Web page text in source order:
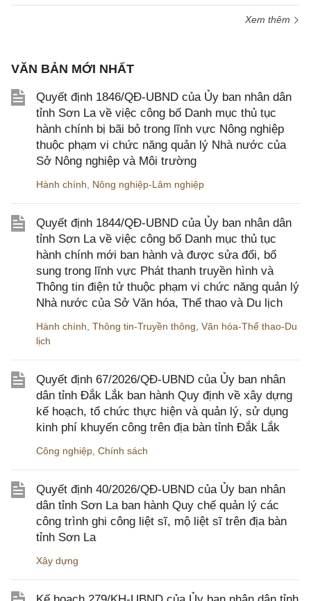
Xem thêm
VĂN BẢN MỚI NHẤT
Quyết định 1846/QĐ-UBND của Ủy ban nhân dân
tỉnh Sơn La về việc công bố Danh mục thủ tục
hành chính bị bãi bỏ trong lĩnh vực Nông nghiệp
thuộc phạm vi chức năng quản lý Nhà nước của
Sở Nông nghiệp và Môi trường
Hành chính Nông nghiệp-Lâm nghiệp
Quyết định 1844/QĐ-UBND của Ủy ban nhân dân
tỉnh Sơn La về việc công bố Danh mục thủ tục
hành chính mới ban hành và được sửa đổi, bổ
sung trong lĩnh vực Phát thanh truyền hình và
Thông tin điện tử thuộc phạm vi chức năng quản lý
Nhà nước của Sở Văn hóa, Thể thao và Du lịch
Hành chính Thông tin-Truyền thông Văn hóa-Thể thao-Du
lịch
Quyết định 67/2026/QĐ-UBND của Ủy ban nhân
dân tỉnh Đắk Lắk ban hành Quy định về xây dựng
kế hoạch, tổ chức thực hiện và quản lý, sử dụng
kinh phí khuyến công trên địa bàn tỉnh Đắk Lắk
Công nghiệp Chính sách
Quyết định 40/2026/QĐ-UBND của Ủy ban nhân
dân tỉnh Sơn La ban hành Quy chế quản lý các
công trình ghi công liệt sĩ, mộ liệt sĩ trên địa bàn
tỉnh Sơn La
Xây dựng